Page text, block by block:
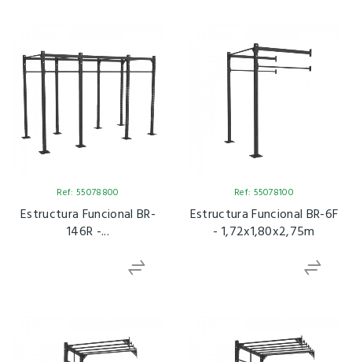
Ref: 55078800
Estructura Funcional BR-
146R -...
Ref: 55078100
Estructura Funcional BR-6F
- 1,72x1,80x2,75m